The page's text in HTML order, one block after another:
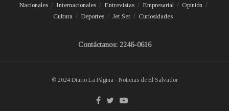
Nacionales Internacionales Entrevistas Empresarial
Opinión
Cultura
Deportes Jet Set Curiosidades
Contáctanos: 2246-0616
© 2024 Diario La Página - Noticias de El Salvador